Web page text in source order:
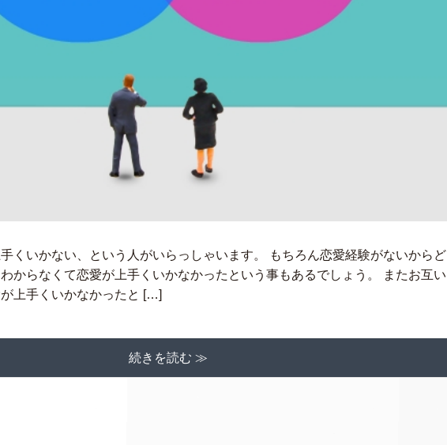
くいかない、という人がいらっしゃいます。 もちろん恋愛経験がないからど
からなくて恋愛が上手くいかなかったという事もあるでしょう。 またお互い
上手くいかなかったと […]
続きを読む ≫